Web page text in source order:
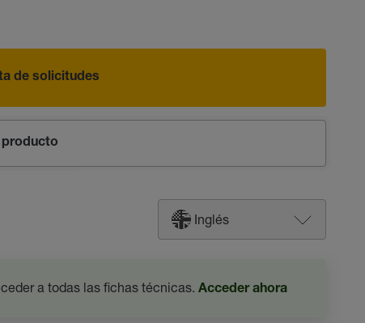
de solicitudes
Inglés
a todas las fichas técnicas. Acceder ahora